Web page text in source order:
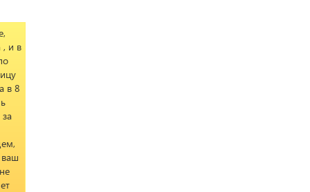
, и в
в 8
ваш